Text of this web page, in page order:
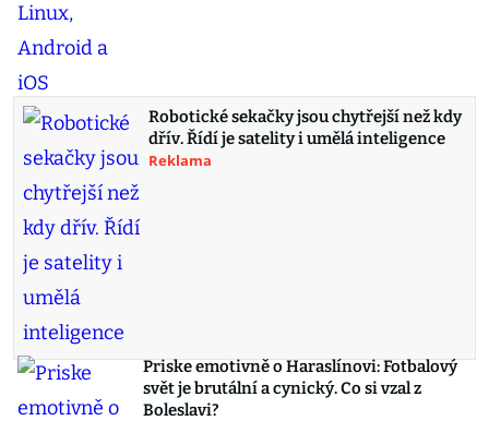
Robotické sekačky jsou chytřejší než kdy
dřív. Řídí je satelity i umělá inteligence
Reklama
Priske emotivně o Haraslínovi: Fotbalový
svět je brutální a cynický. Co si vzal z
Boleslavi?